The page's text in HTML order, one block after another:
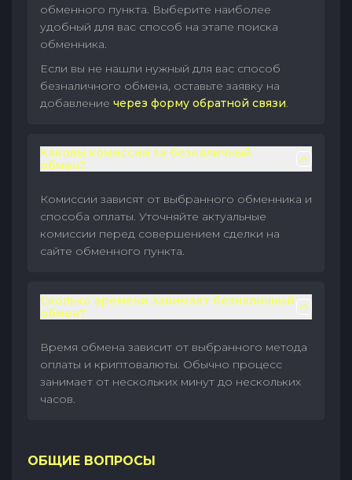
обменного пункта. Выберите наиболее
удобный для вас способ на этапе поиска
обменника.
Если вы не нашли нужный для вас способ
безналичного обмена, оставьте заявку на
добавление через форму обратной связи.
Каковы комиссии за безналичный
обмен?
Комиссии зависят от выбранного обменника и
способа оплаты. Уточняйте актуальные
комиссии перед совершением сделки на
сайте обменного пункта.
Сколько времени занимает безналичный
обмен?
Время обмена зависит от выбранного метода
оплаты и криптовалюты. Обычно процесс
занимает от нескольких минут до нескольких
часов.
ОБЩИЕ ВОПРОСЫ